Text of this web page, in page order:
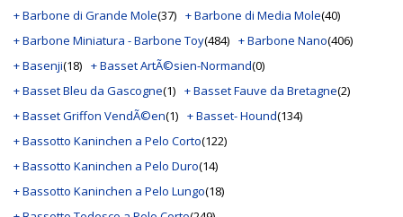
+ Barbone di Grande Mole(37) + Barbone di Media Mole(40)
+ Barbone Miniatura - Barbone Toy(484) + Barbone Nano(406)
+ Basenji(18) + Basset ArtÃ©sien-Normand(0)
+ Basset Bleu da Gascogne(1) + Basset Fauve da Bretagne(2)
+ Basset Griffon VendÃ©en(1) + Basset- Hound(134)
+ Bassotto Kaninchen a Pelo Corto(122)
+ Bassotto Kaninchen a Pelo Duro(14)
+ Bassotto Kaninchen a Pelo Lungo(18)